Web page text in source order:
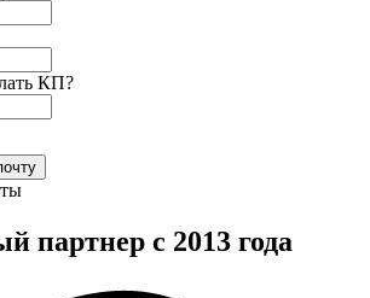
КП?
партнер с 2013 года